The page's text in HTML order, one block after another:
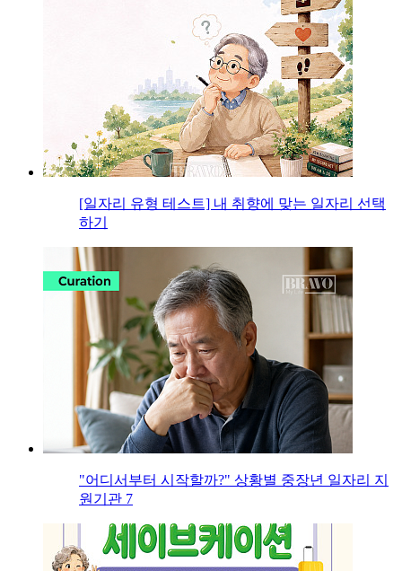
[일자리 유형 테스트] 내 취향에 맞는 일자리 선택
하기
"어디서부터 시작할까?" 상황별 중장년 일자리 지
원기관 7